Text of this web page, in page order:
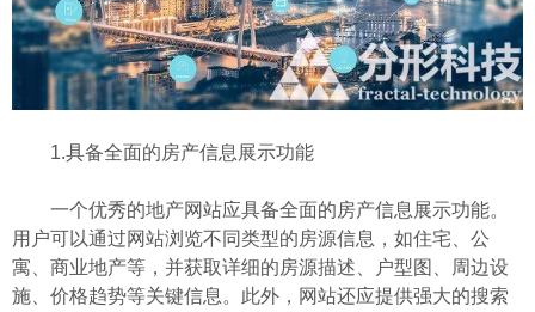
1.具备全面的房产信息展示功能
一个优秀的地产网站应具备全面的房产信息展示功能。
用户可以通过网站浏览不同类型的房源信息，如住宅、公
寓、商业地产等，并获取详细的房源描述、户型图、周边设
施、价格趋势等关键信息。此外，网站还应提供强大的搜索